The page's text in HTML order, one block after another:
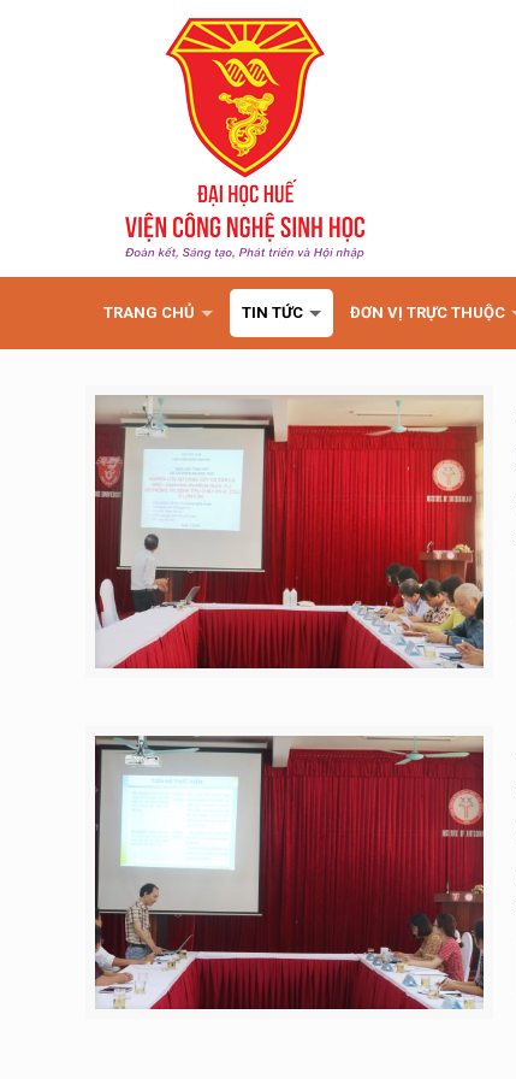
TRANG CHỦ TIN TỨC ĐƠN VỊ TRỰC THUỘC